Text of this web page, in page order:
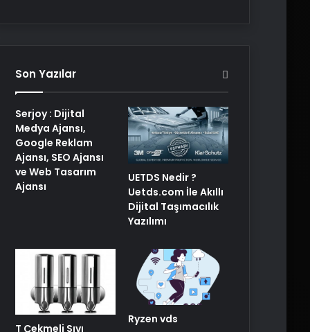
Son Yazılar
Serjoy : Dijital
Medya Ajansı,
Google Reklam
Ajansı, SEO Ajansı
ve Web Tasarım
Ajansı
UETDS Nedir ?
Uetds.com İle Akıllı
Dijital Taşımacılık
Yazılımı
T Çekmeli Sıvı
Ryzen vds